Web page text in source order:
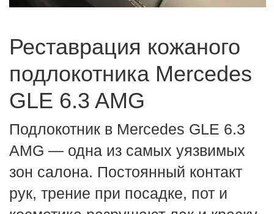
Реставрация кожаного
подлокотника Mercedes
GLE 6.3 AMG
Подлокотник в Mercedes GLE 6.3
AMG — одна из самых уязвимых
зон салона. Постоянный контакт
рук, трение при посадке, пот и